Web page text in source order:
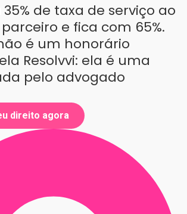
de taxa de serviço ao
e fica com 65%.
é um honorário
Resolvvi: ela é uma
pelo advogado
direito agora